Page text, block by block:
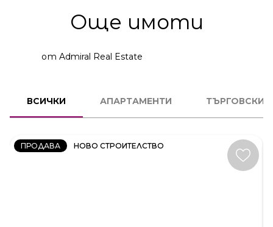
Още имоти
от Admiral Real Estate
ВСИЧКИ АПАРТАМЕНТИ ТЪРГОВСКИ
ПРОДАВА НОВО СТРОИТЕЛСТВО
СТАЕН
КОД:
231606